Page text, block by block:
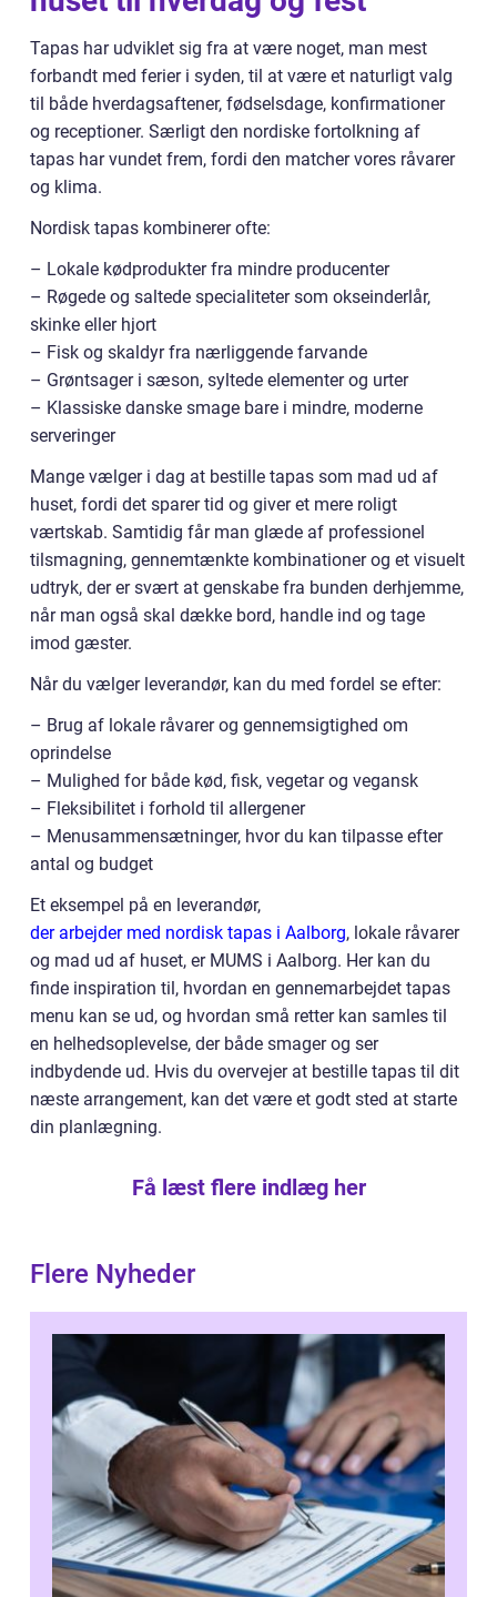
Tapas har udviklet sig fra at være noget, man mest
forbandt med ferier i syden, til at være et naturligt valg
til både hverdagsaftener, fødselsdage, konfirmationer
og receptioner. Særligt den nordiske fortolkning af
tapas har vundet frem, fordi den matcher vores råvarer
og klima.
Nordisk tapas kombinerer ofte:
– Lokale kødprodukter fra mindre producenter
– Røgede og saltede specialiteter som okseinderlår,
skinke eller hjort
– Fisk og skaldyr fra nærliggende farvande
– Grøntsager i sæson, syltede elementer og urter
– Klassiske danske smage bare i mindre, moderne
serveringer
Mange vælger i dag at bestille tapas som mad ud af
huset, fordi det sparer tid og giver et mere roligt
værtskab. Samtidig får man glæde af professionel
tilsmagning, gennemtænkte kombinationer og et visuelt
udtryk, der er svært at genskabe fra bunden derhjemme,
når man også skal dække bord, handle ind og tage
imod gæster.
Når du vælger leverandør, kan du med fordel se efter:
– Brug af lokale råvarer og gennemsigtighed om
oprindelse
– Mulighed for både kød, fisk, vegetar og vegansk
– Fleksibilitet i forhold til allergener
– Menusammensætninger, hvor du kan tilpasse efter
antal og budget
Et eksempel på en leverandør,
der arbejder med nordisk tapas i Aalborg, lokale råvarer
og mad ud af huset, er MUMS i Aalborg. Her kan du
finde inspiration til, hvordan en gennemarbejdet tapas
menu kan se ud, og hvordan små retter kan samles til
en helhedsoplevelse, der både smager og ser
indbydende ud. Hvis du overvejer at bestille tapas til dit
næste arrangement, kan det være et godt sted at starte
din planlægning.
Få læst flere indlæg her
Flere Nyheder